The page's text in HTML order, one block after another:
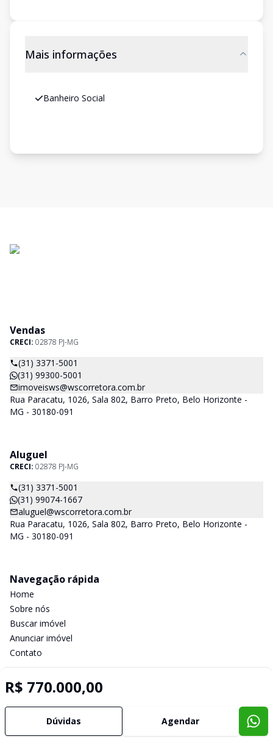
Mais informações
Banheiro Social
R$ 770.000,00
Dúvidas Agendar
Vendas
CRECI: 02878 PJ-MG
(31) 3371-5001
(31) 99300-5001
imoveisws@wscorretora.com.br
Rua Paracatu, 1026, Sala 802, Barro Preto, Belo Horizonte -
MG - 30180-091
Aluguel
CRECI: 02878 PJ-MG
(31) 3371-5001
(31) 99074-1667
aluguel@wscorretora.com.br
Rua Paracatu, 1026, Sala 802, Barro Preto, Belo Horizonte -
MG - 30180-091
Navegação rápida
Home
Sobre nós
Buscar imóvel
Anunciar imóvel
Contato
Selo de Tecnologia Loft